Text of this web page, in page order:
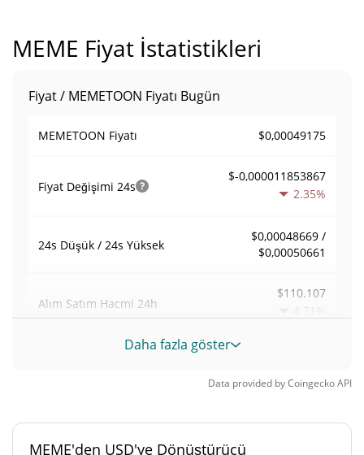
MEME Fiyat İstatistikleri
Fiyat / MEMETOON Fiyatı Bugün
MEMETOON Fiyatı $0,00049175
Fiyat Değişimi 24s
$-0,000011853867
2.35%
24s Düşük / 24s Yüksek
$0,00048669 /
$0,00050661
Alım Satım Hacmi 24h
$110.107
4.71%
Hacim / Piyasa Değeri
Daha fazla göster
Data provided byCoingeckoAPI
MEME'den USD'ye Dönüştürücü